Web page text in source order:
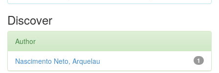
Discover
Author
1
Nascimento Neto, Arquelau